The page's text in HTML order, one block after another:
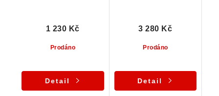
Prodáno
1 230 Kč
Detail
Prodáno
3 280 Kč
Detail